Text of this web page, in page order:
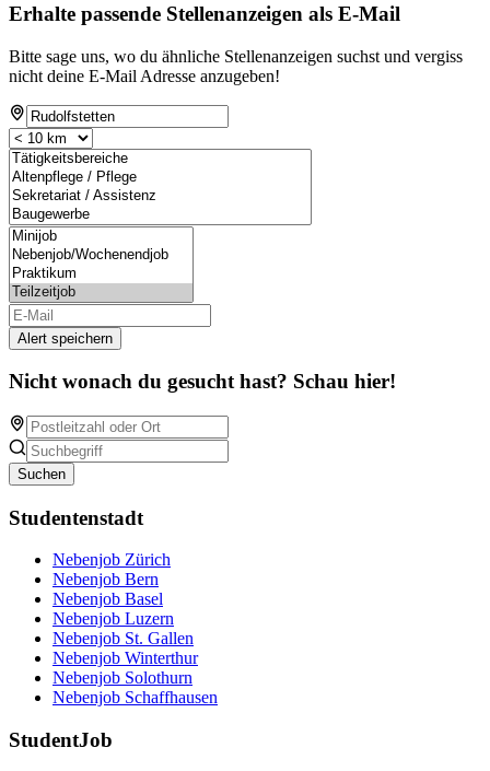
Erhalte passende Stellenanzeigen als E-Mail
Bitte sage uns, wo du ähnliche Stellenanzeigen suchst und vergiss
nicht deine E-Mail Adresse anzugeben!
Alert speichern
Nicht wonach du gesucht hast? Schau hier!
Suchen
Studentenstadt
Nebenjob Zürich
Nebenjob Bern
Nebenjob Basel
Nebenjob Luzern
Nebenjob St. Gallen
Nebenjob Winterthur
Nebenjob Solothurn
Nebenjob Schaffhausen
StudentJob